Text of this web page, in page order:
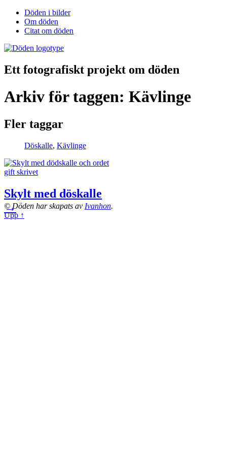
Döden i bilder
Om döden
Citat om döden
Ett fotografiskt projekt om döden
Arkiv för taggen: Kävlinge
Fler taggar
Döskalle, Kävlinge
Skylt med döskalle
→
© Döden har skapats av Ivanhon.
Upp ↑